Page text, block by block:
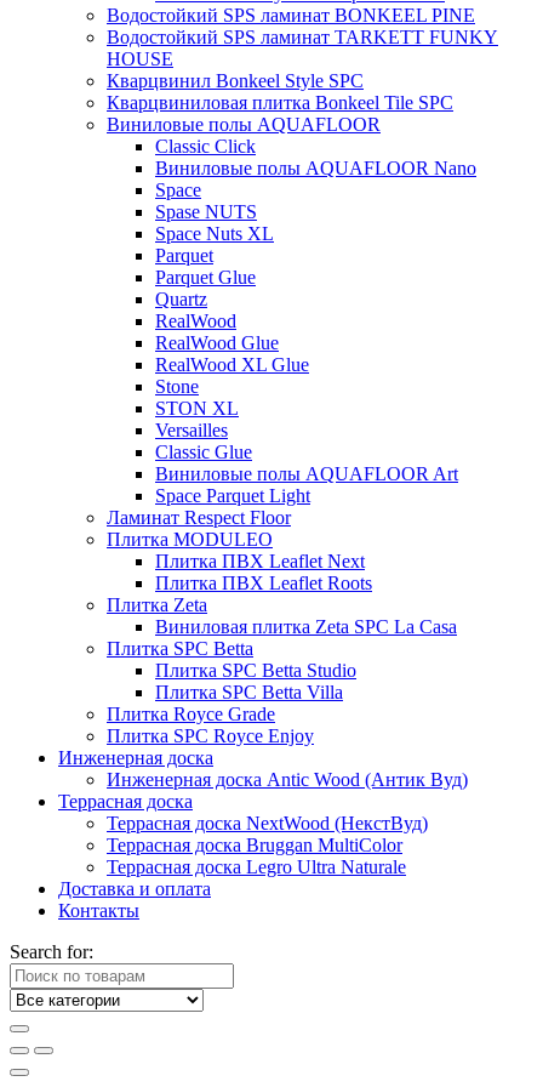
Водостойкий SPS ламинат BONKEEL PINE
Водостойкий SPS ламинат TARKETT FUNKY
HOUSE
Кварцвинил Bonkeel Style SPC
Кварцвиниловая плитка Bonkeel Tile SPC
Виниловые полы AQUAFLOOR
Classic Click
Виниловые полы AQUAFLOOR Nano
Space
Spase NUTS
Space Nuts XL
Parquet
Parquet Glue
Quartz
RealWood
RealWood Glue
RealWood XL Glue
Stone
STON XL
Versailles
Classic Glue
Виниловые полы AQUAFLOOR Art
Space Parquet Light
Ламинат Respect Floor
Плитка MODULEO
Плитка ПВХ Leaflet Next
Плитка ПВХ Leaflet Roots
Плитка Zeta
Виниловая плитка Zeta SPC La Casa
Плитка SPC Betta
Плитка SPC Betta Studio
Плитка SPC Betta Villa
Плитка Royce Grade
Плитка SPC Royce Enjoy
Инженерная доска
Инженерная доска Antic Wood (Антик Вуд)
Террасная доска
Террасная доска NextWood (НекстВуд)
Террасная доска Bruggan MultiColor
Террасная доска Legro Ultra Naturale
Доставка и оплата
Контакты
Search for: